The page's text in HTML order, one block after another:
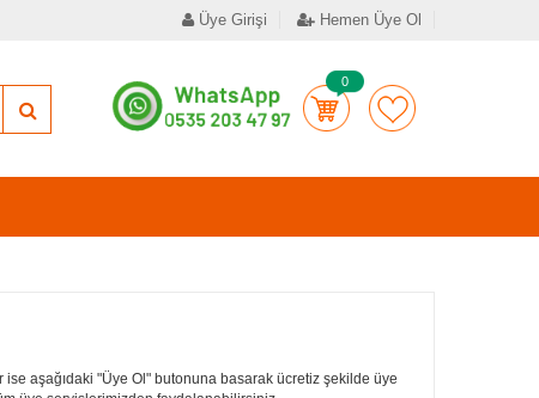
Üye Girişi Hemen Üye Ol
0
aşağıdaki "Üye Ol" butonuna basarak ücretiz şekilde üye